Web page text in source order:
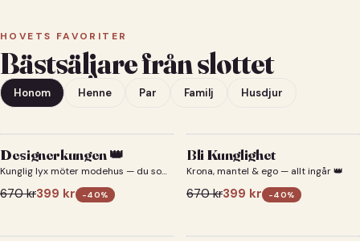
HOVETS FAVORITER
Bästsäljare från slottet
Honom Henne Par Familj Husdjur
Designerkungen 👑
Kunglig lyx möter modehus — du som
670kr399 kr -40%
Bli Kunglighet
Krona, mantel & ego — allt ingår 👑
670kr399 kr -40%